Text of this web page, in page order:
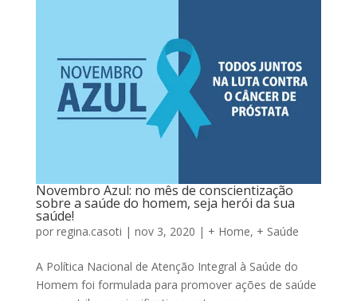
Novembro Azul: no mês de conscientização
sobre a saúde do homem, seja herói da sua
saúde!
por regina.casoti | nov 3, 2020 | + Home, + Saúde
A Política Nacional de Atenção Integral à Saúde do
Homem foi formulada para promover ações de saúde